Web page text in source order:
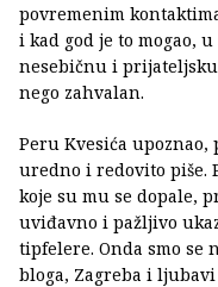
povremenim
i kad god je to mogao,
nesebičnu i
nego zahvalan.
Peru Kvesića upoznao,
uredno i redovito piše.
koje su mu se dopale,
uviđavno i pažljivo
tipfelere. Onda smo se
bloga, Zagreba i